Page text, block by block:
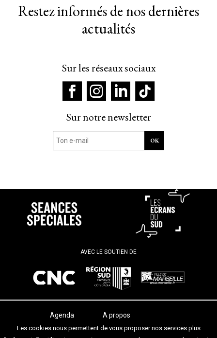
Restez informés de nos dernières
actualités
Sur les réseaux sociaux
Sur notre newsletter
AVEC LE SOUTIEN DE
Agenda
Les salles
Les festivals
A propos
Termes et conditions
Les cookies nous permettent de vous proposer nos services plus